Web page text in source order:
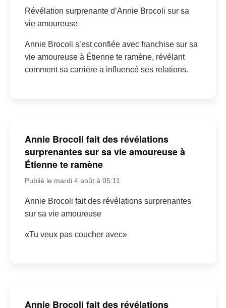
Révélation surprenante d’Annie Brocoli sur sa
vie amoureuse
Annie Brocoli s’est confiée avec franchise sur sa
vie amoureuse à Étienne te ramène, révélant
comment sa carrière a influencé ses relations.
Annie Brocoli fait des révélations
surprenantes sur sa vie amoureuse à
Étienne te ramène
Publié le mardi 4 août à 05:11
Annie Brocoli fait des révélations surprenantes
sur sa vie amoureuse
«Tu veux pas coucher avec»
Annie Brocoli fait des révélations